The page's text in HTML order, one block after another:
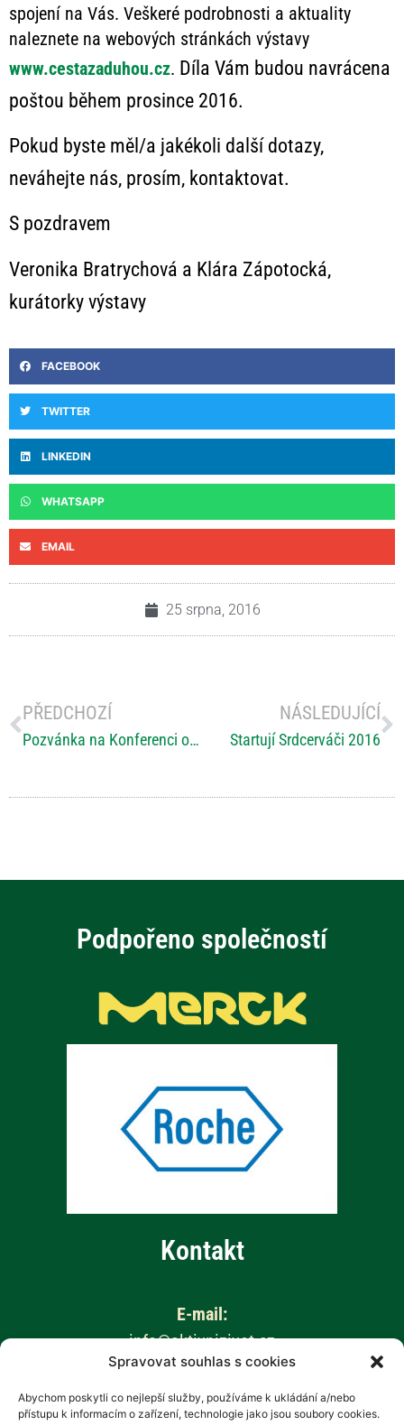
Spravovat souhlas s cookies
Abychom poskytli co nejlepší služby, používáme k ukládání a/nebo
přístupu k informacím o zařízení, technologie jako jsou soubory cookies.
spojení na Vás. Veškeré podrobnosti a aktuality
naleznete na webových stránkách výstavy
www.cestazaduhou.cz. Díla Vám budou navrácena
poštou během prosince 2016.
Pokud byste měl/a jakékoli další dotazy,
neváhejte nás, prosím, kontaktovat.
S pozdravem
Veronika Bratrychová a Klára Zápotocká,
kurátorky výstavy
FACEBOOK
TWITTER
LINKEDIN
WHATSAPP
EMAIL
25 srpna, 2016
PŘEDCHOZÍ
Pozvánka na Konferenci o RS 21. září v Domově sv. Josefa
NÁSLEDUJÍCÍ
Startují Srdcerváči 2016
Podpořeno společností
Kontakt
E-mail:
info@aktivnizivot.cz
Odborní garanti: